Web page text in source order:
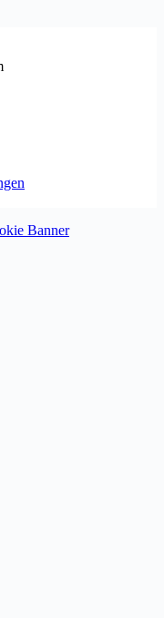
Banner